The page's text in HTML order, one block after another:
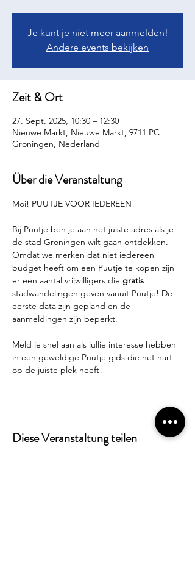
Je kunt je niet meer aanmelden!
Andere events bekijken
Zeit & Ort
27. Sept. 2025, 10:30 – 12:30
Nieuwe Markt, Nieuwe Markt, 9711 PC
Groningen, Nederland
Über die Veranstaltung
Moi! PUUTJE VOOR IEDEREEN!
Bij Puutje ben je aan het juiste adres als je
de stad Groningen wilt gaan ontdekken.
Omdat we merken dat niet iedereen
budget heeft om een Puutje te kopen zijn
er een aantal vrijwilligers die gratis
stadwandelingen geven vanuit Puutje! De
eerste data zijn gepland en de
aanmeldingen zijn beperkt.
Meld je snel aan als jullie interesse hebben
in een geweldige Puutje gids die het hart
op de juiste plek heeft!
Diese Veranstaltung teilen